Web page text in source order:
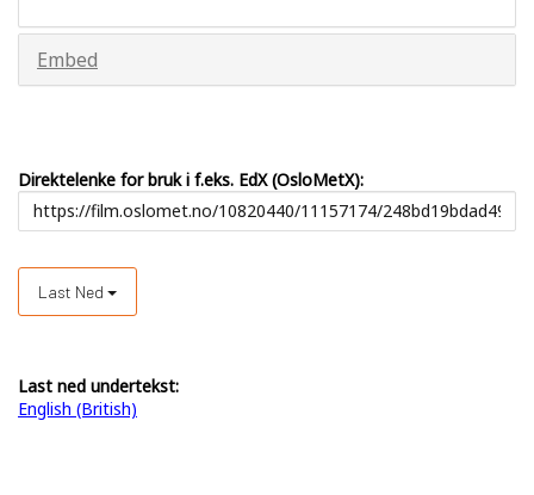
Embed
Direktelenke for bruk i f.eks. EdX (OsloMetX):
Last Ned
Last ned undertekst:
English (British)